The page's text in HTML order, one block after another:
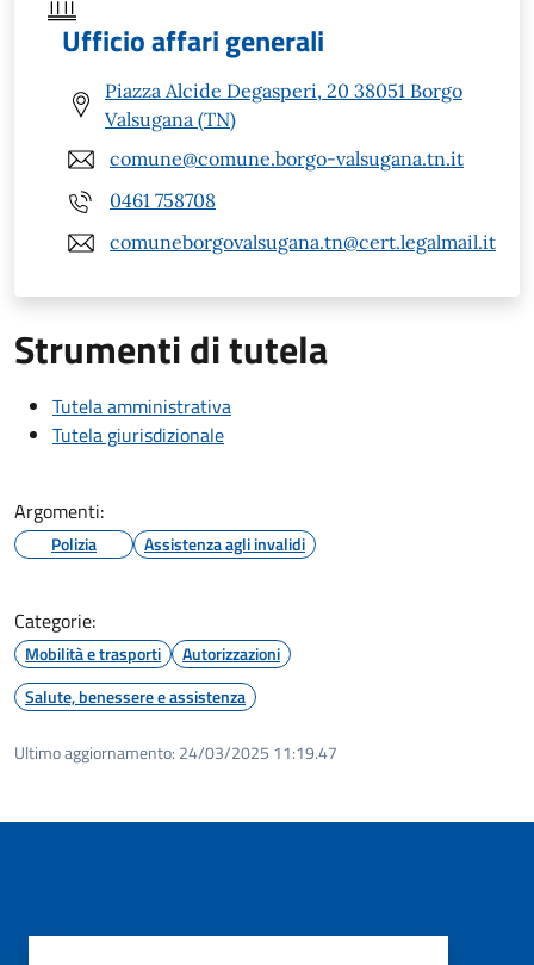
Ufficio affari generali
Piazza Alcide Degasperi, 20 38051 Borgo
Valsugana (TN)
comune@comune.borgo-valsugana.tn.it
0461 758708
comuneborgovalsugana.tn@cert.legalmail.it
Strumenti di tutela
Tutela amministrativa
Tutela giurisdizionale
Argomenti:
Polizia Assistenza agli invalidi
Categorie:
Mobilità e trasporti
Autorizzazioni
Salute, benessere e assistenza
Ultimo aggiornamento: 24/03/2025 11:19.47